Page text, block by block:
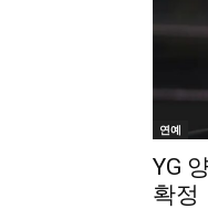
연예
YG
확정